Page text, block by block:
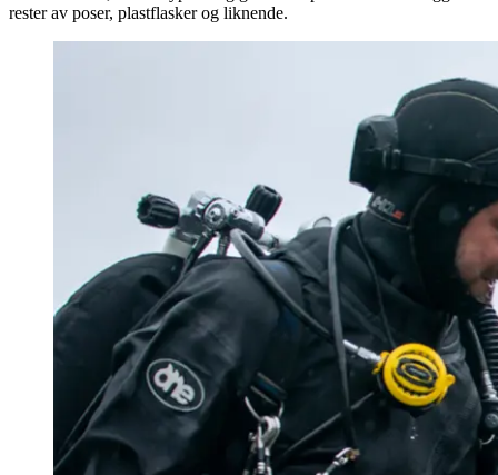
rester av poser, plastflasker og liknende.